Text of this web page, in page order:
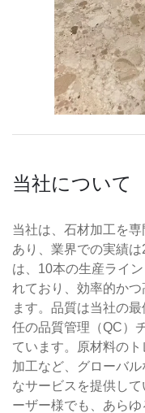
当社について
当社は、石材加工を
あり、業界での実績
は、10本の生産ライ
れており、効率的か
ます。品質は当社の
任の品質管理（QC）
ています。原材料の
加工など、グローバ
なサービスを提供し
ーザー様でも、あら